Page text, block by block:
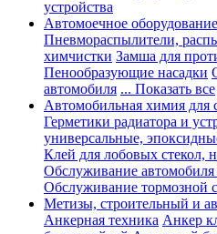
устройства
Автомоечное
Пневмораспылители,
химчистки Замша для
Пенообразующие насадки
автомобиля ... Показать все
Автомобильная химия для
Герметики радиатора и
универсальные,
Клей для лобовых стекол,
Обслуживание
Обслуживание тормозной
Метизы, строительный и
Анкерная техника Анкер